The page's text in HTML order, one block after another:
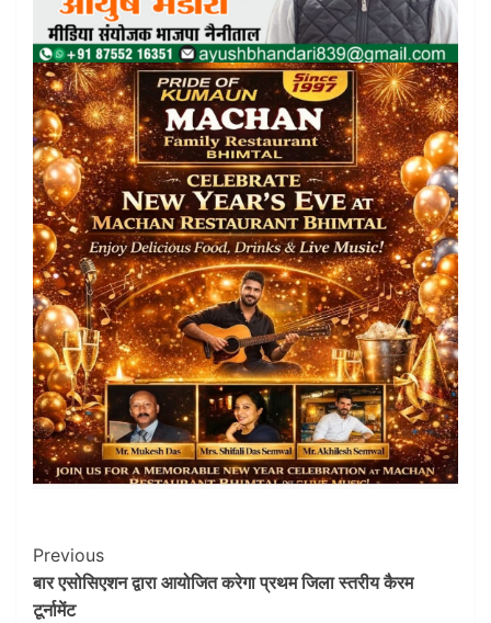
Post
Navigation
Previous
बार एसोसिएशन द्वारा आयोजित करेगा प्रथम जिला स्तरीय कैरम
टूर्नामेंट